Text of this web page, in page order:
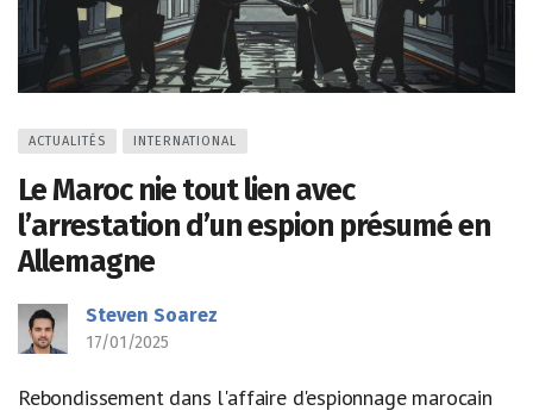
ACTUALITÉS INTERNATIONAL
Le Maroc nie tout lien avec
l’arrestation d’un espion présumé en
Allemagne
Steven Soarez
17/01/2025
Rebondissement dans l'affaire d'espionnage marocain